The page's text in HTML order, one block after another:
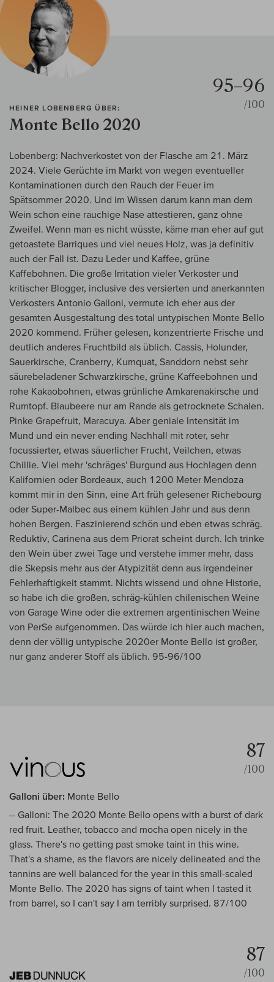
HEINER LOBENBERG ÜBER:
Monte Bello 2020
95–96
/100
Lobenberg: Nachverkostet von der Flasche am 21. März
2024. Viele Gerüchte im Markt von wegen eventueller
Kontaminationen durch den Rauch der Feuer im
Spätsommer 2020. Und im Wissen darum kann man dem
Wein schon eine rauchige Nase attestieren, ganz ohne
Zweifel. Wenn man es nicht wüsste, käme man eher auf gut
getoastete Barriques und viel neues Holz, was ja definitiv
auch der Fall ist. Dazu Leder und Kaffee, grüne
Kaffebohnen. Die große Irritation vieler Verkoster und
kritischer Blogger, inclusive des versierten und anerkannten
Verkosters Antonio Galloni, vermute ich eher aus der
gesamten Ausgestaltung des total untypischen Monte Bello
2020 kommend. Früher gelesen, konzentrierte Frische und
deutlich anderes Fruchtbild als üblich. Cassis, Holunder,
Sauerkirsche, Cranberry, Kumquat, Sanddorn nebst sehr
säurebeladener Schwarzkirsche, grüne Kaffeebohnen und
rohe Kakaobohnen, etwas grünliche Amkarenakirsche und
Rumtopf. Blaubeere nur am Rande als getrocknete Schalen.
Pinke Grapefruit, Maracuya. Aber geniale Intensität im
Mund und ein never ending Nachhall mit roter, sehr
focussierter, etwas säuerlicher Frucht, Veilchen, etwas
Chillie. Viel mehr 'schräges' Burgund aus Hochlagen denn
Kalifornien oder Bordeaux, auch 1200 Meter Mendoza
kommt mir in den Sinn, eine Art früh gelesener Richebourg
oder Super-Malbec aus einem kühlen Jahr und aus denn
hohen Bergen. Faszinierend schön und eben etwas schräg.
Reduktiv, Carinena aus dem Priorat scheint durch. Ich trinke
den Wein über zwei Tage und verstehe immer mehr, dass
die Skepsis mehr aus der Atypizität denn aus irgendeiner
Fehlerhaftigkeit stammt. Nichts wissend und ohne Historie,
so habe ich die großen, schräg-kühlen chilenischen Weine
von Garage Wine oder die extremen argentinischen Weine
von PerSe aufgenommen. Das würde ich hier auch machen,
denn der völlig untypische 2020er Monte Bello ist großer,
nur ganz anderer Stoff als üblich. 95-96/100
87
/100
Galloni über: Monte Bello
-- Galloni: The 2020 Monte Bello opens with a burst of dark
red fruit. Leather, tobacco and mocha open nicely in the
glass. There's no getting past smoke taint in this wine.
That's a shame, as the flavors are nicely delineated and the
tannins are well balanced for the year in this small-scaled
Monte Bello. The 2020 has signs of taint when I tasted it
from barrel, so I can't say I am terribly surprised. 87/100
87
/100